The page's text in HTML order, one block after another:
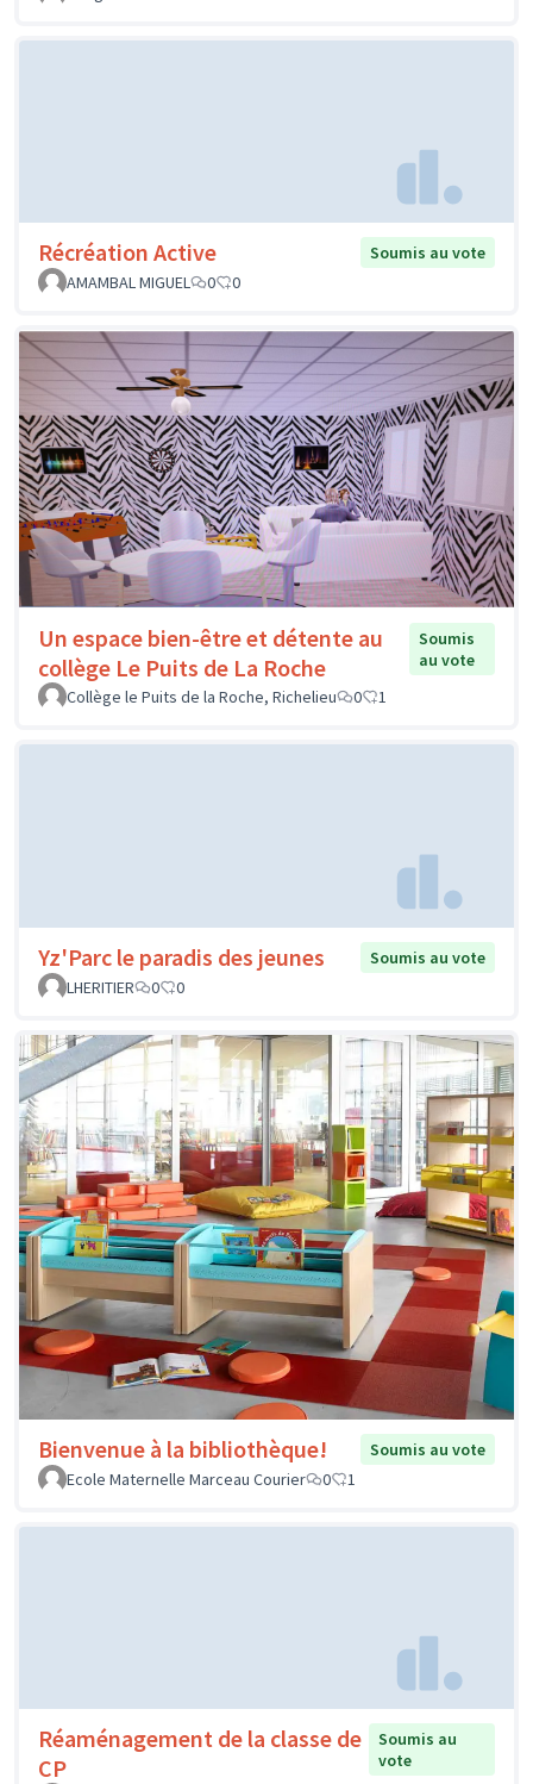
Récréation Active
Soumis au vote
AMAMBAL MIGUEL
0 0
Un espace bien-être et détente au
collège Le Puits de La Roche
Soumis
au vote
Collège le Puits de la Roche, Richelieu
0 1
Yz'Parc le paradis des jeunes
Soumis au vote
LHERITIER
0 0
Bienvenue à la bibliothèque!
Soumis au vote
Ecole Maternelle Marceau Courier
0 1
Réaménagement de la classe de
CP
Soumis au
vote